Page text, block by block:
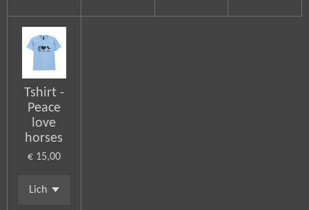
Tshirt -
Peace
love
horses
€ 15,00